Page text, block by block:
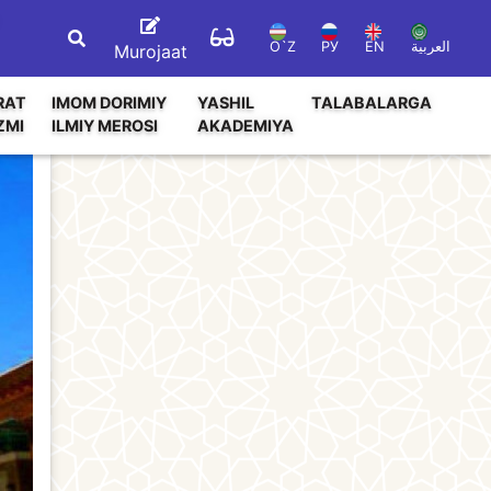
Murojaat O`Z РУ EN العربية
IMOM DORIMIY
ILMIY MEROSI
YASHIL
AKADEMIYA
TALABALARGA